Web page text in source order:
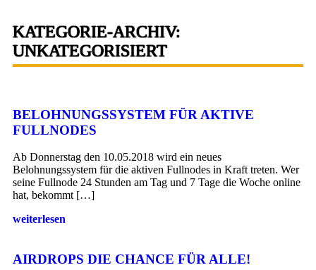
KATEGORIE-ARCHIV:
UNKATEGORISIERT
BELOHNUNGSSYSTEM FÜR AKTIVE
FULLNODES
Ab Donnerstag den 10.05.2018 wird ein neues
Belohnungssystem für die aktiven Fullnodes in Kraft treten. Wer
seine Fullnode 24 Stunden am Tag und 7 Tage die Woche online
hat, bekommt […]
weiterlesen
AIRDROPS DIE CHANCE FÜR ALLE!